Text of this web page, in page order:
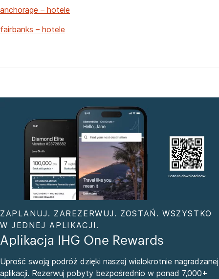
anchorage – hotele
fairbanks – hotele
ZAPLANUJ. ZAREZERWUJ. ZOSTAŃ. WSZYSTKO
W JEDNEJ APLIKACJI.
Aplikacja IHG One Rewards
Uprość swoją podróż dzięki naszej wielokrotnie nagradzanej
aplikacji. Rezerwuj pobyty bezpośrednio w ponad 7,000+